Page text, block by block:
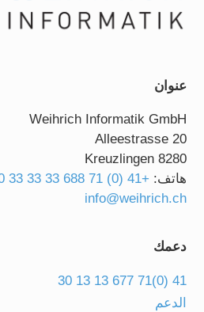
عنوان
Weihrich Informatik GmbH
Alleestrasse 20
8280 Kreuzlingen
هاتف: +41 (0) 71 688 33 33 33 30
info@weihrich.ch
دعمك
41 (0)71 677 13 13 30
الدعم